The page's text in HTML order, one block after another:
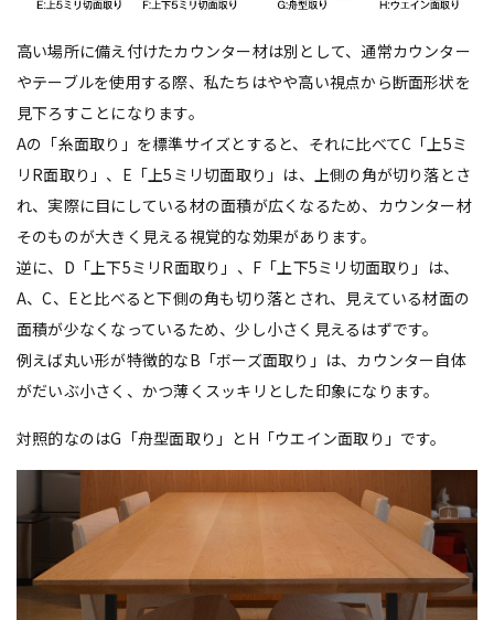
高い場所に備え付けたカウンター材は別として、通常カウンター
やテーブルを使用する際、私たちはやや高い視点から断面形状を
見下ろすことになります。
Aの「糸面取り」を標準サイズとすると、それに比べてC「上5ミ
リR面取り」、E「上5ミリ切面取り」は、上側の角が切り落とさ
れ、実際に目にしている材の面積が広くなるため、カウンター材
そのものが大きく見える視覚的な効果があります。
逆に、D「上下5ミリR面取り」、F「上下5ミリ切面取り」は、
A、C、Eと比べると下側の角も切り落とされ、見えている材面の
面積が少なくなっているため、少し小さく見えるはずです。
例えば丸い形が特徴的なB「ボーズ面取り」は、カウンター自体
がだいぶ小さく、かつ薄くスッキリとした印象になります。
対照的なのはG「舟型面取り」とH「ウエイン面取り」です。